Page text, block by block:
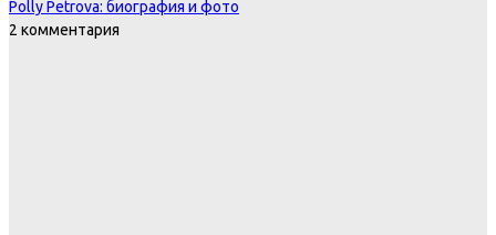
Polly Petrova: биография и фото
2 комментария